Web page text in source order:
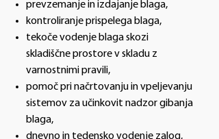
prevzemanje in izdajanje blaga,
kontroliranje prispelega blaga,
tekoče vodenje blaga skozi
skladiščne prostore v skladu z
varnostnimi pravili,
pomoč pri načrtovanju in vpeljevanju
sistemov za učinkovit nadzor gibanja
blaga,
dnevno in tedensko vodenje zalog,